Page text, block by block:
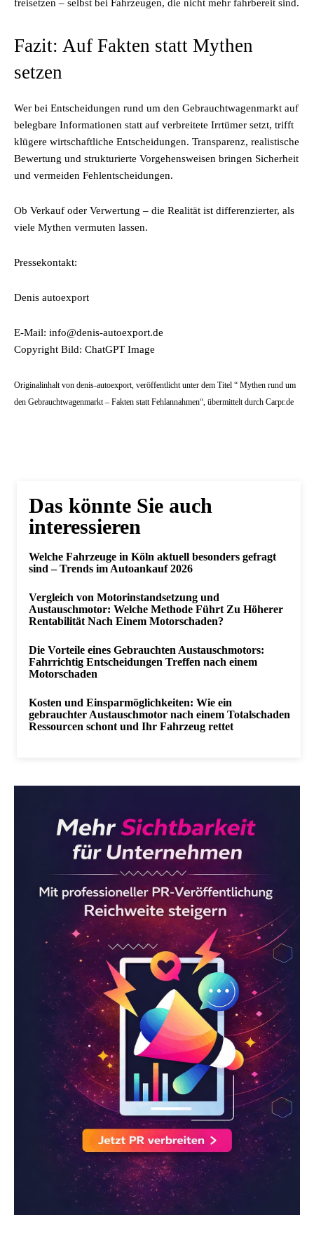
freisetzen – selbst bei Fahrzeugen, die nicht mehr fahrbereit sind.
Fazit: Auf Fakten statt Mythen
setzen
Wer bei Entscheidungen rund um den Gebrauchtwagenmarkt auf
belegbare Informationen statt auf verbreitete Irrtümer setzt, trifft
klügere wirtschaftliche Entscheidungen. Transparenz, realistische
Bewertung und strukturierte Vorgehensweisen bringen Sicherheit
und vermeiden Fehlentscheidungen.
Ob Verkauf oder Verwertung – die Realität ist differenzierter, als
viele Mythen vermuten lassen.
Pressekontakt:
Denis autoexport
E-Mail: info@denis-autoexport.de
Copyright Bild: ChatGPT Image
Originalinhalt von denis-autoexport, veröffentlicht unter dem Titel “ Mythen rund um
den Gebrauchtwagenmarkt – Fakten statt Fehlannahmen“, übermittelt durch Carpr.de
Das könnte Sie auch
interessieren
Welche Fahrzeuge in Köln aktuell besonders gefragt
sind – Trends im Autoankauf 2026
Vergleich von Motorinstandsetzung und
Austauschmotor: Welche Methode Führt Zu Höherer
Rentabilität Nach Einem Motorschaden?
Die Vorteile eines Gebrauchten Austauschmotors:
Fahrrichtig Entscheidungen Treffen nach einem
Motorschaden
Kosten und Einsparmöglichkeiten: Wie ein
gebrauchter Austauschmotor nach einem Totalschaden
Ressourcen schont und Ihr Fahrzeug rettet